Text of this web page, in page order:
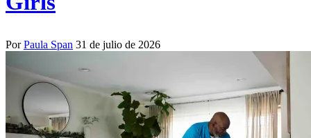
PorPaula Span 31 de julio de 2026